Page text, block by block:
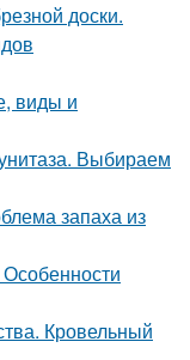
доски.
виды и
Выбираем
запаха из
Кровельный